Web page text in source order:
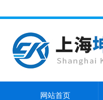
网站首页